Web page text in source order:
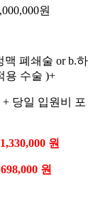
원
맥 폐쇄술 or b.하
용 수술 )+
당일 입원비 포
1,330,000 원
698,000 원